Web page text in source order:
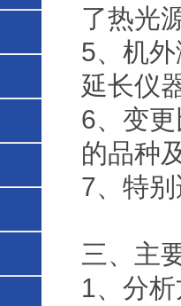
了热光
5、机
延长仪
6、变
的品种
7、特
三、主
1、分